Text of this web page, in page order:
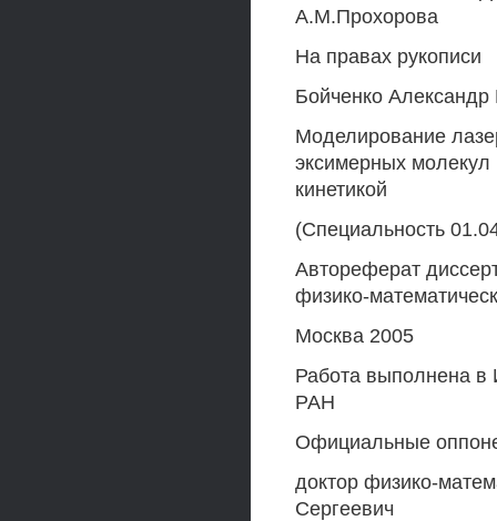
А.М.Прохорова
На правах рукописи
Бойченко
Моделирование
эксимерных
кинетикой
(Специальность
Автореферат
физико-
Москва 2005
Работа выполнена в
РАН
Официальные
доктор физико-
Сергеевич